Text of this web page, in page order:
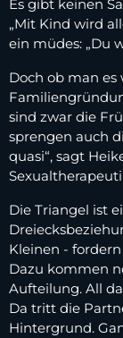
Es gibt keinen
„Mit Kind wird
ein müdes: „Du
Doch ob man
sind zwar die
sprengen auch
quasi“, sagt
Die Triangel ist
Kleinen -
Dazu kommen
Aufteilung. All
Da tritt die
Hintergrund.